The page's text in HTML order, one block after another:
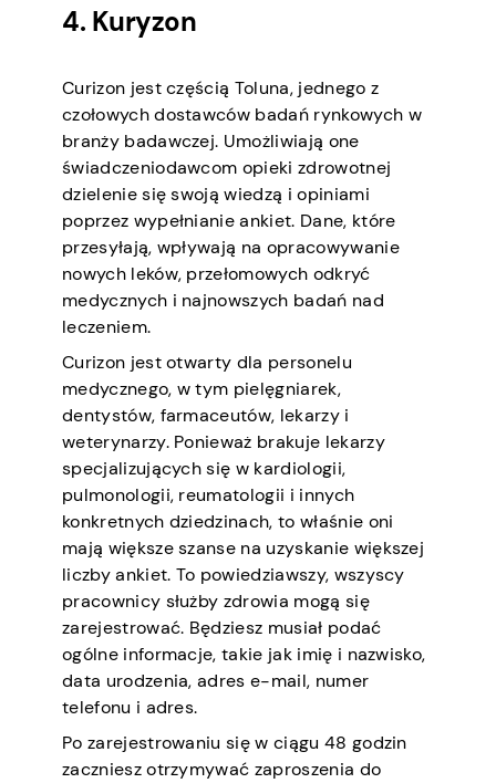
4. Kuryzon
Curizon jest częścią Toluna, jednego z
czołowych dostawców badań rynkowych w
branży badawczej. Umożliwiają one
świadczeniodawcom opieki zdrowotnej
dzielenie się swoją wiedzą i opiniami
poprzez wypełnianie ankiet. Dane, które
przesyłają, wpływają na opracowywanie
nowych leków, przełomowych odkryć
medycznych i najnowszych badań nad
leczeniem.
Curizon jest otwarty dla personelu
medycznego, w tym pielęgniarek,
dentystów, farmaceutów, lekarzy i
weterynarzy. Ponieważ brakuje lekarzy
specjalizujących się w kardiologii,
pulmonologii, reumatologii i innych
konkretnych dziedzinach, to właśnie oni
mają większe szanse na uzyskanie większej
liczby ankiet. To powiedziawszy, wszyscy
pracownicy służby zdrowia mogą się
zarejestrować. Będziesz musiał podać
ogólne informacje, takie jak imię i nazwisko,
data urodzenia, adres e-mail, numer
telefonu i adres.
Po zarejestrowaniu się w ciągu 48 godzin
zaczniesz otrzymywać zaproszenia do